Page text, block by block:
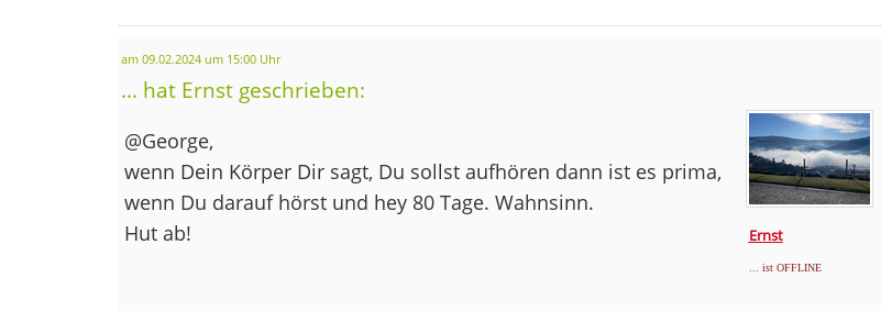
am 09.02.2024 um 15:00 Uhr
... hat Ernst geschrieben:
Ernst
... ist OFFLINE
@George,
wenn Dein Körper Dir sagt, Du sollst aufhören dann ist es prima,
wenn Du darauf hörst und hey 80 Tage. Wahnsinn.
Hut ab!